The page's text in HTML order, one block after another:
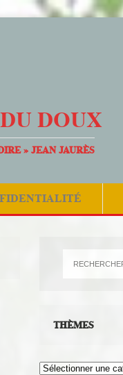
DOUX
» JEAN JAURÈS
THÈMES
Thèmes